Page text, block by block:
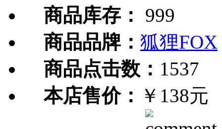
商品库存：
999
商品品牌： 狐狸FOX
商品点击数： 1537
本店售价： ￥138元